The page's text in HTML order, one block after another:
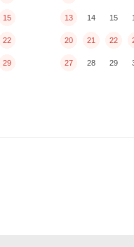
15
22
29
13 14 15
20 21 22
27 28 29